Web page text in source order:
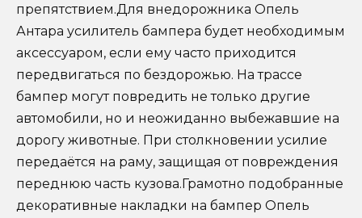
препятствием.Для внедорожника Опель
Антара усилитель бампера будет необходимым
аксессуаром, если ему часто приходится
передвигаться по бездорожью. На трассе
бампер могут повредить не только другие
автомобили, но и неожиданно выбежавшие на
дорогу животные. При столкновении усилие
передаётся на раму, защищая от повреждения
переднюю часть кузова.Грамотно подобранные
декоративные накладки на бампер Опель